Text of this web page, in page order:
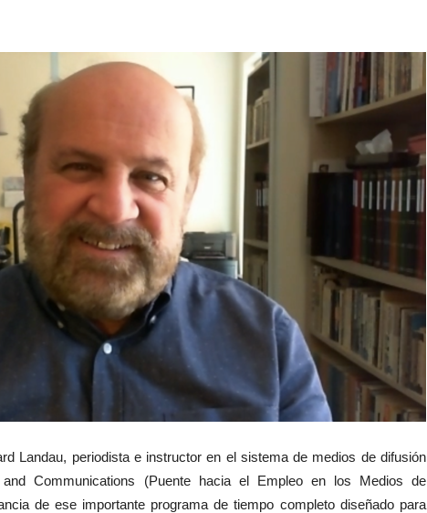
Landau, periodista e instructor en el sistema de medios de difusión
Communications (Puente hacia el Empleo en los Medios de
de ese importante programa de tiempo completo diseñado para